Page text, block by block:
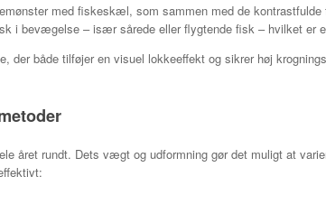
med fiskeskæl, som sammen med de
i bevægelse – især sårede eller flygtende fisk – hvilket er
der både tilføjer en visuel lokkeeffekt og sikrer høj
året rundt. Dets vægt og udformning gør det muligt at